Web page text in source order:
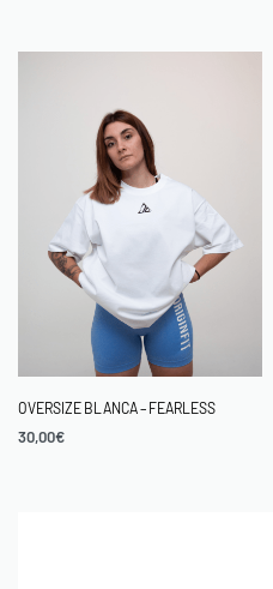
OVERSIZE BLANCA – FEARLESS
30,00€